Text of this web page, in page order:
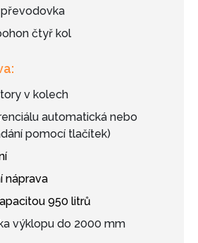
čtyř kol
v kolech
automatická nebo
pomocí tlačítek)
náprava
950 litrů
výklopu do 2000 mm